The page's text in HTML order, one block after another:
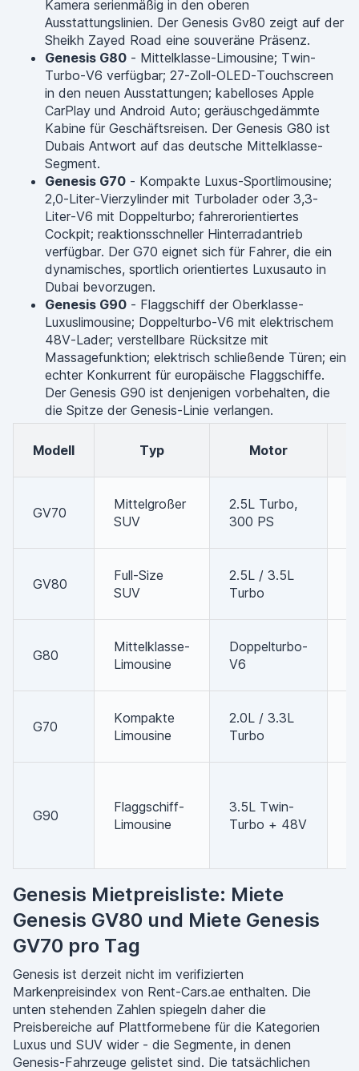
Kamera serienmäßig in den oberen
Ausstattungslinien. Der Genesis Gv80 zeigt auf der
Sheikh Zayed Road eine souveräne Präsenz.
Genesis G80 - Mittelklasse-Limousine; Twin-
Turbo-V6 verfügbar; 27-Zoll-OLED-Touchscreen
in den neuen Ausstattungen; kabelloses Apple
CarPlay und Android Auto; geräuschgedämmte
Kabine für Geschäftsreisen. Der Genesis G80 ist
Dubais Antwort auf das deutsche Mittelklasse-
Segment.
Genesis G70 - Kompakte Luxus-Sportlimousine;
2,0-Liter-Vierzylinder mit Turbolader oder 3,3-
Liter-V6 mit Doppelturbo; fahrerorientiertes
Cockpit; reaktionsschneller Hinterradantrieb
verfügbar. Der G70 eignet sich für Fahrer, die ein
dynamisches, sportlich orientiertes Luxusauto in
Dubai bevorzugen.
Genesis G90 - Flaggschiff der Oberklasse-
Luxuslimousine; Doppelturbo-V6 mit elektrischem
48V-Lader; verstellbare Rücksitze mit
Massagefunktion; elektrisch schließende Türen; ein
echter Konkurrent für europäische Flaggschiffe.
Der Genesis G90 ist denjenigen vorbehalten, die
die Spitze der Genesis-Linie verlangen.
Modell Typ Motor
GV70
Mittelgroßer
SUV
2.5L Turbo,
300 PS
GV80
Full-Size
SUV
2.5L / 3.5L
Turbo
G80
Mittelklasse-
Limousine
Doppelturbo-
V6
G70
Kompakte
Limousine
2.0L / 3.3L
Turbo
G90
Flaggschiff-
Limousine
3.5L Twin-
Turbo + 48V
Genesis Mietpreisliste: Miete
Genesis GV80 und Miete Genesis
GV70 pro Tag
Genesis ist derzeit nicht im verifizierten
Markenpreisindex von Rent-Cars.ae enthalten. Die
unten stehenden Zahlen spiegeln daher die
Preisbereiche auf Plattformebene für die Kategorien
Luxus und SUV wider - die Segmente, in denen
Genesis-Fahrzeuge gelistet sind. Die tatsächlichen